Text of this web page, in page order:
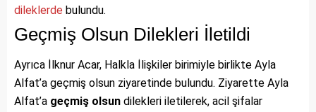
dileklerde bulundu.
Geçmiş Olsun Dilekleri İletildi
Ayrıca İlknur Acar, Halkla İlişkiler birimiyle birlikte Ayla
Alfat’a geçmiş olsun ziyaretinde bulundu. Ziyarette Ayla
Alfat’a geçmiş olsun dilekleri iletilerek, acil şifalar